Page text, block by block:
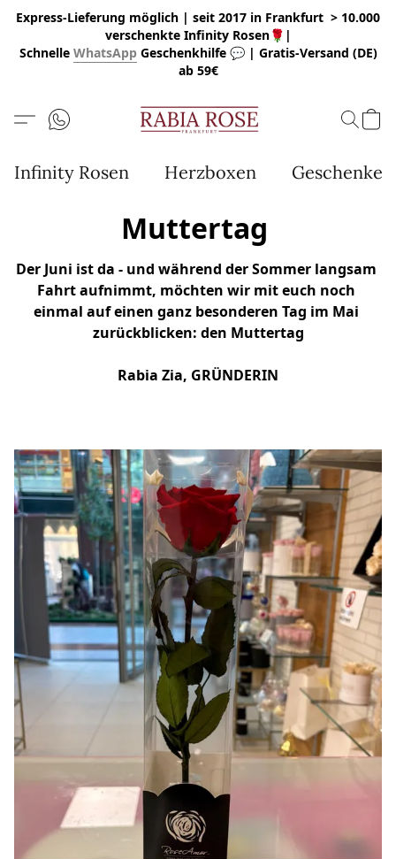
Express-Lieferung möglich | seit 2017 in Frankfurt > 10.000
verschenkte Infinity Rosen🌹|
Schnelle WhatsApp Geschenkhilfe 💬 | Gratis-Versand (DE)
ab 59€
Infinity Rosen Herzboxen Geschenke
Muttertag
Der Juni ist da - und während der Sommer langsam
Fahrt aufnimmt, möchten wir mit euch noch
einmal auf einen ganz besonderen Tag im Mai
zurückblicken: den Muttertag
Rabia Zia, GRÜNDERIN